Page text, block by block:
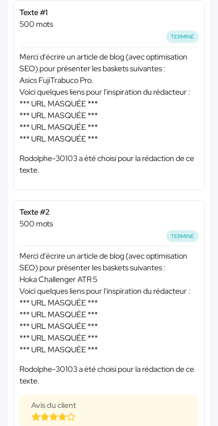
Texte #1
500 mots
TERMINÉ
Merci d'écrire un article de blog (avec optimisation
SEO) pour présenter les baskets suivantes :
Asics FujiTrabuco Pro.
Voici quelques liens pour l'inspiration du rédacteur :
*** URL MASQUÉE ***
*** URL MASQUÉE ***
*** URL MASQUÉE ***
*** URL MASQUÉE ***
Rodolphe-30103 a été choisi pour la rédaction de ce
texte.
Texte #2
500 mots
TERMINÉ
Merci d'écrire un article de blog (avec optimisation
SEO) pour présenter les baskets suivantes :
Hoka Challenger ATR 5
Voici quelques liens pour l'inspiration du rédacteur :
*** URL MASQUÉE ***
*** URL MASQUÉE ***
*** URL MASQUÉE ***
*** URL MASQUÉE ***
*** URL MASQUÉE ***
Rodolphe-30103 a été choisi pour la rédaction de ce
texte.
Avis du client